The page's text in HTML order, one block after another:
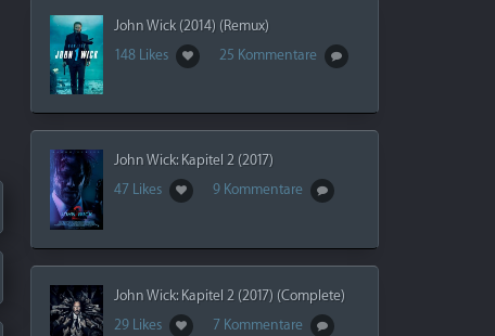
John Wick (2014) (Remux)
148 Likes
25 Kommentare
John Wick: Kapitel 2 (2017)
47 Likes
9 Kommentare
John Wick: Kapitel 2 (2017) (Complete)
29 Likes
7 Kommentare